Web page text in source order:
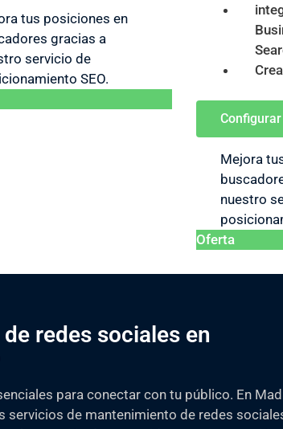
tus posiciones en
gracias a
servicio de
SEO.
Configurar
Mejora
nuestro
Oferta
redes sociales en
para conectar con tu público. En
servicios de mantenimiento de redes